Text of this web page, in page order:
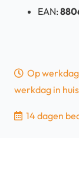
EAN:
Op
werkdag in huis
14 dagen